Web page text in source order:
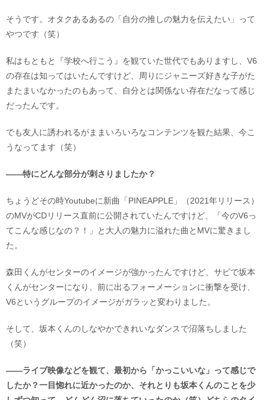
そうです。オタクあるあるの「自分の推しの魅力を伝えたい」って
やつです（笑）
私はもともと『学校へ行こう』を観ていた世代でもありますし、V6
の存在は知ってはいたんですけど、周りにジャニーズ好きな子がた
またまいなかったのもあって、自分とは関係ない存在だなって感じ
だったんです。
でも友人に誘われるがままいろいろなコンテンツを観た結果、今こ
うなってます（笑）
――特にどんな部分が刺さりましたか？
ちょうどその時Youtubeに新曲「PINEAPPLE」（2021年リリース）
のMVがCDリリース直前に公開されていたんですけど、「今のV6っ
てこんな感じなの？！」と大人の魅力に溢れた曲とMVに驚きまし
た。
森田くんがセンターのイメージが強かったんですけど、サビで坂本
くんがセンターになり、前に出るフォーメーションに衝撃を受け、
V6というグループのイメージがガラッと変わりました。
そして、坂本くんのしなやかできれいなダンスで沼落ちしました
（笑）
――ライブ映像などを観て、最初から「かっこいいな」って感じで
したか？一目惚れに近かったのか、それとりも坂本くんのことを少